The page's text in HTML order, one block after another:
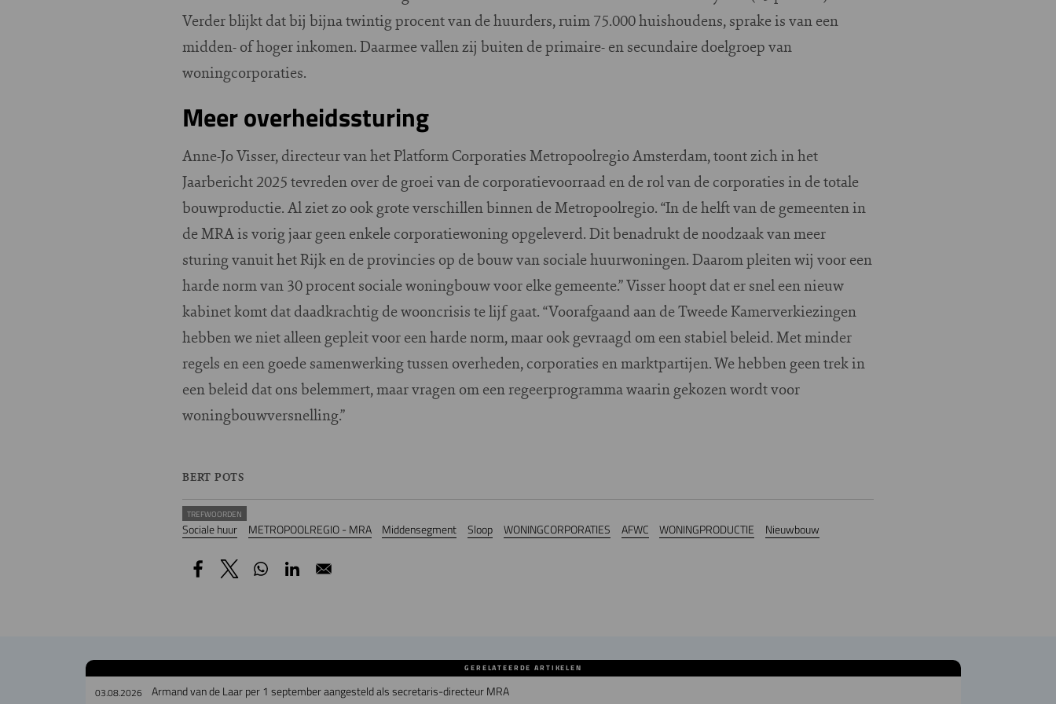
Verder blijkt dat bij bijna twintig procent van de huurders, ruim 75.000 huishoudens, sprake is van een
midden- of hoger inkomen. Daarmee vallen zij buiten de primaire- en secundaire doelgroep van
woningcorporaties.
Meer overheidssturing
Anne-Jo Visser, directeur van het Platform Corporaties Metropoolregio Amsterdam, toont zich in het
Jaarbericht 2025 tevreden over de groei van de corporatievoorraad en de rol van de corporaties in de totale
bouwproductie. Al ziet zo ook grote verschillen binnen de Metropoolregio. “In de helft van de gemeenten in
de MRA is vorig jaar geen enkele corporatiewoning opgeleverd. Dit benadrukt de noodzaak van meer
sturing vanuit het Rijk en de provincies op de bouw van sociale huurwoningen. Daarom pleiten wij voor een
harde norm van 30 procent sociale woningbouw voor elke gemeente.” Visser hoopt dat er snel een nieuw
kabinet komt dat daadkrachtig de wooncrisis te lijf gaat. “Voorafgaand aan de Tweede Kamerverkiezingen
hebben we niet alleen gepleit voor een harde norm, maar ook gevraagd om een stabiel beleid. Met minder
regels en een goede samenwerking tussen overheden, corporaties en marktpartijen. We hebben geen trek in
een beleid dat ons belemmert, maar vragen om een regeerprogramma waarin gekozen wordt voor
woningbouwversnelling.”
BERT POTS
TREFWOORDEN
Sociale huur METROPOOLREGIO - MRA Middensegment Sloop WONINGCORPORATIES AFWC WONINGPRODUCTIE Nieuwbouw
GERELATEERDE ARTIKELEN
03.08.2026 Armand van de Laar per 1 september aangesteld als secretaris-directeur MRA